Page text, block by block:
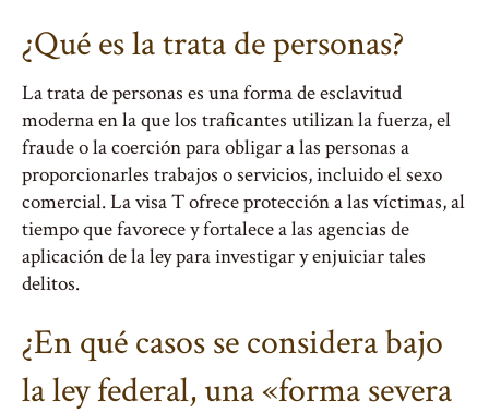
¿Qué es la trata de personas?
La trata de personas es una forma de esclavitud
moderna en la que los traficantes utilizan la fuerza, el
fraude o la coerción para obligar a las personas a
proporcionarles trabajos o servicios, incluido el sexo
comercial. La visa T ofrece protección a las víctimas, al
tiempo que favorece y fortalece a las agencias de
aplicación de la ley para investigar y enjuiciar tales
delitos.
¿En qué casos se considera bajo
la ley federal, una «forma severa